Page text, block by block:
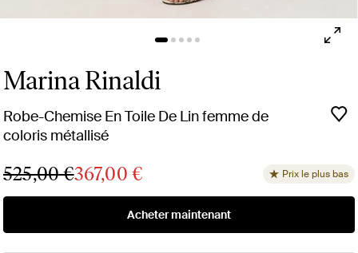
Marina Rinaldi
Robe-Chemise En Toile De Lin femme de
coloris métallisé
525,00 €367,00 € Prix le plus bas
Acheter maintenant